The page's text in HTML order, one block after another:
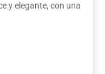
y elegante, con una